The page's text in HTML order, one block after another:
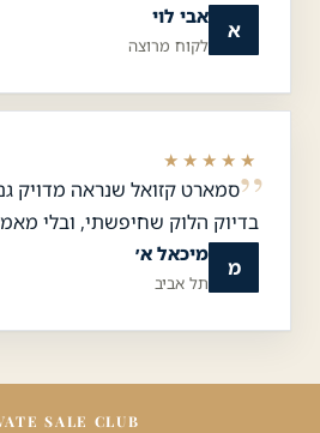
א
אבי לוי
לקוח מרוצה
★★★★★
סמארט קזואל שנראה מדויק
בדיוק הלוק שחיפשתי, ובלי
מ
מיכאל א׳
תל אביב
SALE CLUB